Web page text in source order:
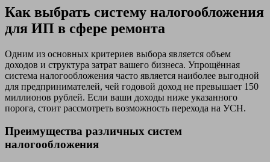
Как выбрать систему налогообложения
для ИП в сфере ремонта
Одним из основных критериев выбора является объем
доходов и структура затрат вашего бизнеса. Упрощённая
система налогообложения часто является наиболее выгодной
для предпринимателей, чей годовой доход не превышает 150
миллионов рублей. Если ваши доходы ниже указанного
порога, стоит рассмотреть возможность перехода на УСН.
Преимущества различных систем
налогообложения